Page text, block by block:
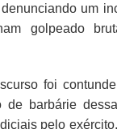
um
golpeado
foi
de barbárie
pelo exército,